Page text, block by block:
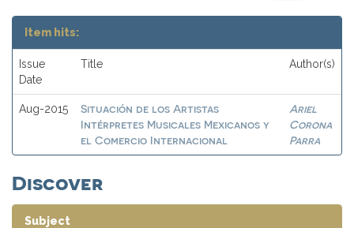
Item hits:
Issue
Date
Title Author(s)
Aug-2015
Situación de los Artistas
Intérpretes Musicales Mexicanos y
el Comercio Internacional
Ariel
Corona
Parra
Discover
Subject